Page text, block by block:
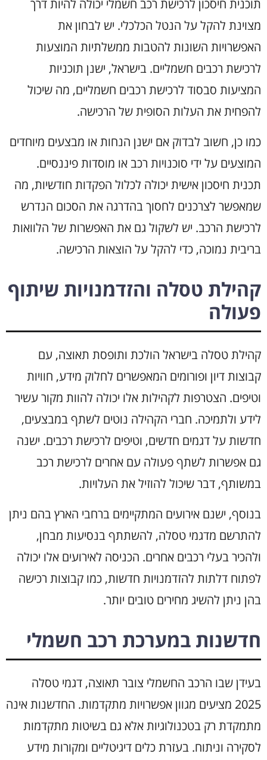
תוכנית חיסכון לרכישת רכב חשמלי יכולה להיות דרך
מצוינת להקל על הנטל הכלכלי. יש לבחון את
האפשרויות השונות להטבות ממשלתיות המוצעות
לרכישת רכבים חשמליים. בישראל, ישנן תוכניות
המציעות סבסוד לרכישת רכבים חשמליים, מה שיכול
להפחית את העלות הסופית של הרכישה.
כמו כן, חשוב לבדוק אם ישנן הנחות או מבצעים מיוחדים
המוצעים על ידי סוכנויות רכב או מוסדות פיננסיים.
תכנית חיסכון אישית יכולה לכלול הפקדות חודשיות, מה
שמאפשר לצרכנים לחסוך בהדרגה את הסכום הנדרש
לרכישת הרכב. יש לשקול גם את האפשרות של הלוואות
בריבית נמוכה, כדי להקל על הוצאות הרכישה.
קהילת טסלה והזדמנויות שיתוף
פעולה
קהילת טסלה בישראל הולכת ותופסת תאוצה, עם
קבוצות דיון ופורומים המאפשרים לחלוק מידע, חוויות
וטיפים. הצטרפות לקהילות אלו יכולה להוות מקור עשיר
לידע ולתמיכה. חברי הקהילה נוטים לשתף במבצעים,
חדשות על דגמים חדשים, וטיפים לרכישת רכבים. ישנה
גם אפשרות לשתף פעולה עם אחרים לרכישת רכב
במשותף, דבר שיכול להוזיל את העלויות.
בנוסף, ישנם אירועים המתקיימים ברחבי הארץ בהם ניתן
להתרשם מדגמי טסלה, להשתתף בנסיעות מבחן,
ולהכיר בעלי רכבים אחרים. הכניסה לאירועים אלו יכולה
לפתוח דלתות להזדמנויות חדשות, כמו קבוצות רכישה
בהן ניתן להשיג מחירים טובים יותר.
חדשנות במערכת רכב חשמלי
בעידן שבו הרכב החשמלי צובר תאוצה, דגמי טסלה
2025 מציעים מגוון אפשרויות מתקדמות. החדשנות אינה
מתמקדת רק בטכנולוגיות אלא גם בשיטות מתקדמות
לסקירה וניתוח. בעזרת כלים דיגיטליים ומקורות מידע